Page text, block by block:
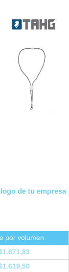
de tu empresa
por volumen
1.671,83
1.619,50